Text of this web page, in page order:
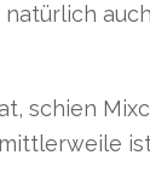
schien